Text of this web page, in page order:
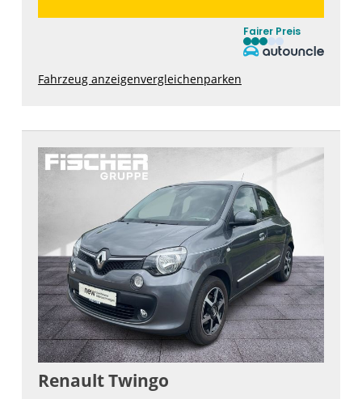
Fairer Preis
Fahrzeug anzeigenvergleichenparken
RenaultTwingo